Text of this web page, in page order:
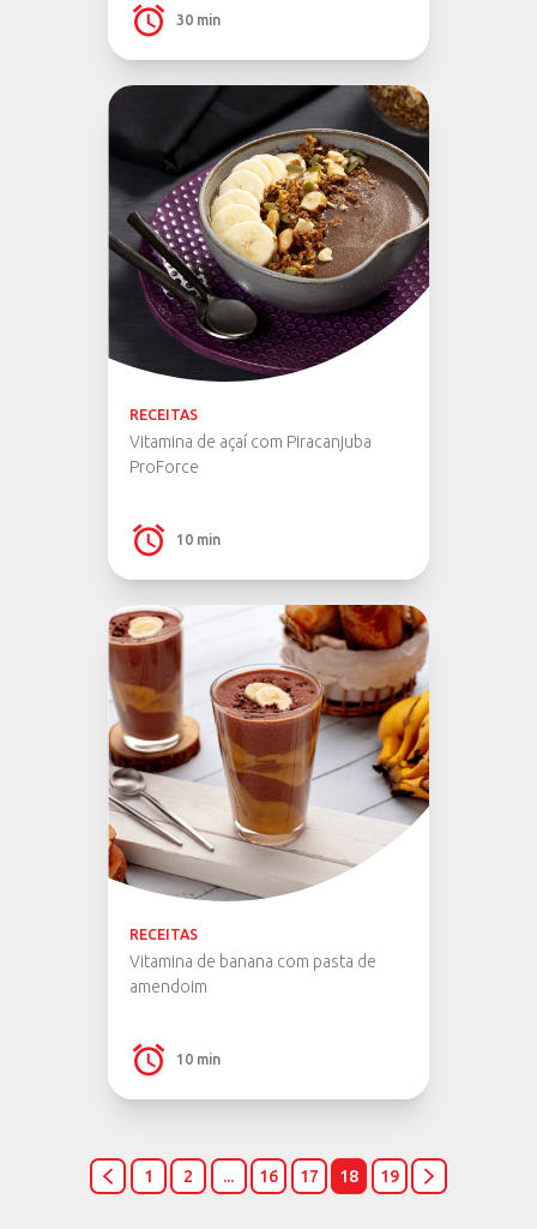
30 min
RECEITAS
Vitamina de açaí com Piracanjuba
ProForce
10 min
RECEITAS
Vitamina de banana com pasta de
amendoim
10 min
1 2 ... 16 17 18 19